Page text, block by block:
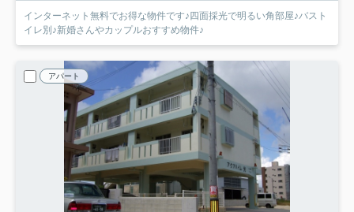
インターネット無料でお得な物件です♪四面採光で明るい角部屋♪バスト
イレ別♪新婚さんやカップルおすすめ物件♪
アパート